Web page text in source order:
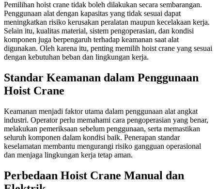
Pemilihan hoist crane tidak boleh dilakukan secara sembarangan.
Penggunaan alat dengan kapasitas yang tidak sesuai dapat
meningkatkan risiko kerusakan peralatan maupun kecelakaan kerja.
Selain itu, kualitas material, sistem pengoperasian, dan kondisi
komponen juga berpengaruh terhadap keamanan saat alat
digunakan. Oleh karena itu, penting memilih hoist crane yang sesuai
dengan kebutuhan beban dan lingkungan kerja.
Standar Keamanan dalam Penggunaan
Hoist Crane
Keamanan menjadi faktor utama dalam penggunaan alat angkat
industri. Operator perlu memahami cara pengoperasian yang benar,
melakukan pemeriksaan sebelum penggunaan, serta memastikan
seluruh komponen dalam kondisi baik. Penerapan standar
keselamatan membantu mengurangi risiko gangguan operasional
dan menjaga lingkungan kerja tetap aman.
Perbedaan Hoist Crane Manual dan